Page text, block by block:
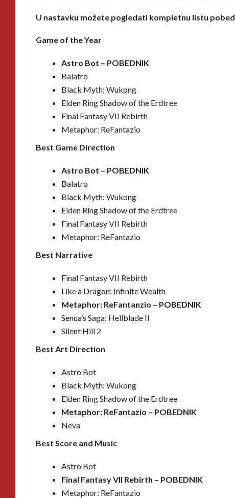
U nastavku možete pogledati kompletnu listu
Game of the Year
Astro Bot – POBEDNIK
Balatro
Black Myth: Wukong
Elden Ring Shadow of the Erdtree
Final Fantasy VII Rebirth
Metaphor: ReFantazio
Best Game Direction
Astro Bot – POBEDNIK
Balatro
Black Myth: Wukong
Elden Ring Shadow of the Erdtree
Final Fantasy VII Rebirth
Metaphor: ReFantazio
Best Narrative
Final Fantasy VII Rebirth
Like a Dragon: Infinite Wealth
Metaphor: ReFantanzio – POBEDNIK
Senua’s Saga: Hellblade II
Silent Hill 2
Best Art Direction
Astro Bot
Black Myth: Wukong
Elden Ring Shadow of the Erdtree
Metaphor: ReFantazio – POBEDNIK
Neva
Best Score and Music
Astro Bot
Final Fantasy VII Rebirth – POBEDNIK
Metaphor: ReFantazio